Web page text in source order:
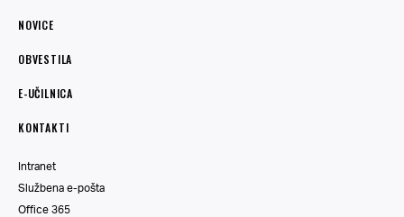
NOVICE
OBVESTILA
E-UČILNICA
KONTAKTI
Intranet
Službena e-pošta
Office 365